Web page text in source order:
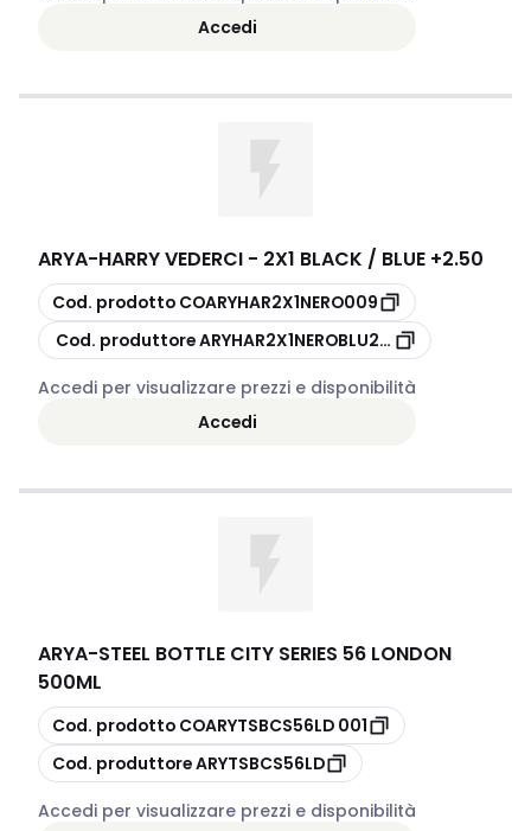
Accedi
ARYA-HARRY VEDERCI - 2X1 BLACK / BLUE +2.50
copia
Cod. prodotto COARYHAR2X1NERO009
copia
Cod. produttoreARYHAR2X1NEROBLU250
Accedi per visualizzare prezzi e disponibilità
Accedi
ARYA-STEEL BOTTLE CITY SERIES 56 LONDON
500ML
copia
Cod. prodotto COARYTSBCS56LD 001
copia
Cod. produttoreARYTSBCS56LD
Accedi per visualizzare prezzi e disponibilità